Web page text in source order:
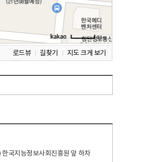
로드뷰 길찾기 지도 크게 보기
국지능정보사회진흥원 앞 하차